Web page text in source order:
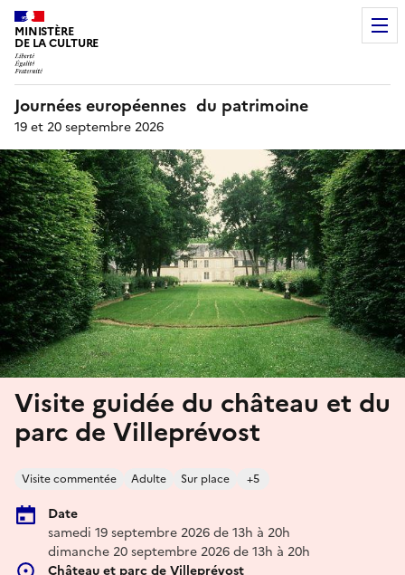
MINISTÈRE
DE LA CULTURE
Journées européennes du patrimoine
19 et 20 septembre 2026
Visite guidée du château et du
parc de Villeprévost
Visite commentée Adulte Sur place +5
Date
samedi 19 septembre 2026 de 13h à 20h
dimanche 20 septembre 2026 de 13h à 20h
Château et parc de Villeprévost